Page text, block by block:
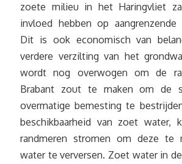
zoete milieu in het Haringvliet
invloed hebben op aangrenzende
Dit is ook economisch van
verdere verzilting van het
wordt nog overwogen om de
Brabant zout te maken om de
overmatige bemesting te
beschikbaarheid van zoet water,
randmeren stromen om deze te
water te verversen. Zoet water in